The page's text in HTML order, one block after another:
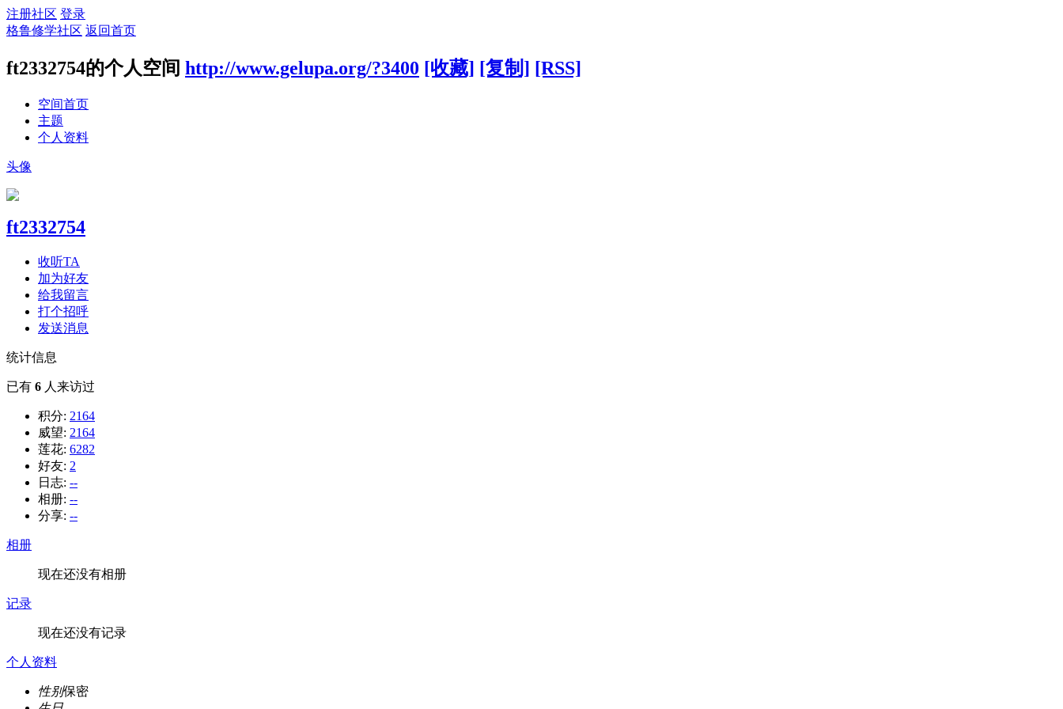
注册社区 登录
格鲁修学社区 返回首页
ft2332754的个人空间 http://www.gelupa.org/?3400 [收藏] [复制] [RSS]
空间首页
主题
个人资料
头像
ft2332754
收听TA
加为好友
给我留言
打个招呼
发送消息
统计信息
已有 6 人来访过
积分: 2164
威望: 2164
莲花: 6282
好友: 2
日志: --
相册: --
分享: --
相册
现在还没有相册
记录
现在还没有记录
个人资料
性别保密